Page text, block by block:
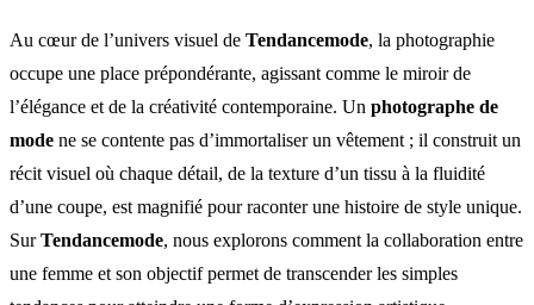
Au cœur de l’univers visuel de Tendancemode, la photographie
occupe une place prépondérante, agissant comme le miroir de
l’élégance et de la créativité contemporaine. Un photographe de
mode ne se contente pas d’immortaliser un vêtement ; il construit un
récit visuel où chaque détail, de la texture d’un tissu à la fluidité
d’une coupe, est magnifié pour raconter une histoire de style unique.
SurTendancemode, nous explorons comment la collaboration entre
une femme et son objectif permet de transcender les simples